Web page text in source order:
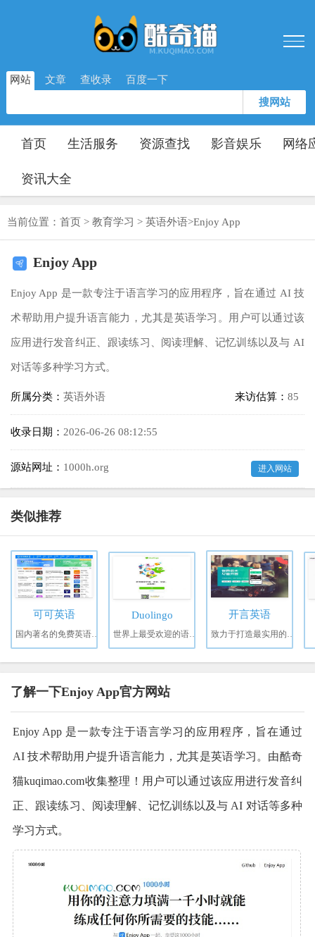
网站 文章 查收录 百度一下
搜网站
首页 生活服务 资源查找 影音娱乐 网络
资讯大全
当前位置： 首页 > 教育学习 > 英语外语>Enjoy App
Enjoy App
Enjoy App 是一款专注于语言学习的应用程序，旨在通过 AI 技
术帮助用户提升语言能力，尤其是英语学习。用户可以通过该
应用进行发音纠正、跟读练习、阅读理解、记忆训练以及与 AI
对话等多种学习方式。
所属分类： 英语外语 来访估算： 85
收录日期： 2026-06-26 08:12:55
源站网址： 1000h.org 进入网站
类似推荐
可可英语 Duolingo 开言英语
了解一下Enjoy App官方网站
Enjoy App 是一款专注于语言学习的应用程序，旨在通过
AI 技术帮助用户提升语言能力，尤其是英语学习。由酷奇
猫kuqimao.com收集整理！用户可以通过该应用进行发音纠
正、跟读练习、阅读理解、记忆训练以及与 AI 对话等多种
学习方式。